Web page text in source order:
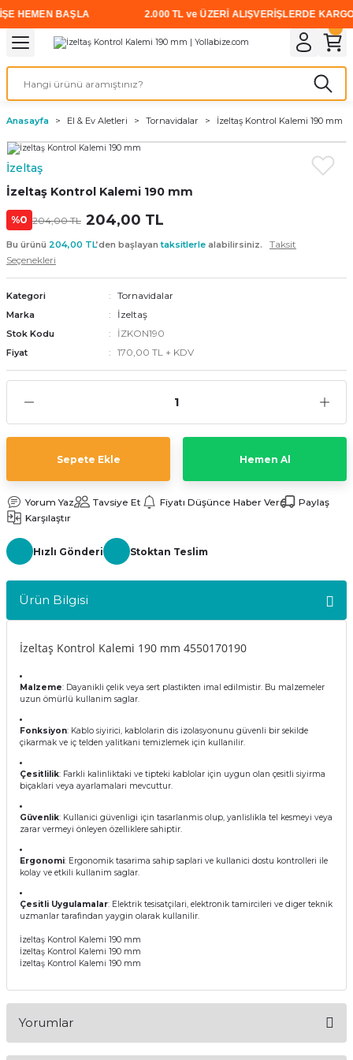
BAŞLA 2.000 TL ve ÜZERİ ALIŞVERİŞLERDE KARGO
Geri Dön
Geri Dön
Geri Dön
Akıllı Vidalar
Sunta Vidası
Geri Dön
Geri Dön
Akülü Vidalamalar
Elektrikli Matkaplar
Gaz Armatürleri
Mıknatıslar
Geri Dön
Geri Dön
Diskler
Cırt Zımparalar
Anasayfa
El & Ev Aletleri Tornavidalar İzeltaş Kontrol Kalemi 190 mm
İzeltaş
İzeltaş Kontrol Kalemi 190 mm
%0 204,00 TL 204,00 TL
Bu ürünü 204,00 TL’den başlayantaksitlerle alabilirsiniz.
Taksit
Seçenekleri
Kategori Tornavidalar
Marka İzeltaş
Stok Kodu İZKON190
Fiyat 170,00 TL + KDV
Sepete Ekle Hemen Al
Yorum Yaz Tavsiye Et Fiyatı Düşünce Haber Ver
Paylaş
Karşılaştır
Hızlı Gönderi Stoktan Teslim
Ürün Bilgisi
İzeltaş Kontrol Kalemi 190 mm 4550170190
Malzeme: Dayanikli çelik veya sert plastikten imal edilmistir. Bu malzemeler
uzun ömürlü kullanim saglar.
Fonksiyon: Kablo siyirici, kablolarin dis izolasyonunu güvenli bir sekilde
çikarmak ve iç telden yalitkani temizlemek için kullanilir.
Çesitlilik: Farkli kalinliktaki ve tipteki kablolar için uygun olan çesitli siyirma
biçaklari veya ayarlamalari mevcuttur.
Güvenlik: Kullanici güvenligi için tasarlanmis olup, yanlislikla tel kesmeyi veya
zarar vermeyi önleyen özelliklere sahiptir.
Ergonomi: Ergonomik tasarima sahip saplari ve kullanici dostu kontrolleri ile
kolay ve etkili kullanim saglar.
Çesitli Uygulamalar: Elektrik tesisatçilari, elektronik tamircileri ve diger teknik
uzmanlar tarafindan yaygin olarak kullanilir.
İzeltaş Kontrol Kalemi 190 mm
İzeltaş Kontrol Kalemi 190 mm
İzeltaş Kontrol Kalemi 190 mm
Yorumlar